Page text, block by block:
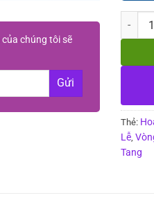
của chúng tôi sẽ
Số lượng
Thẻ:
Lễ,
Tang